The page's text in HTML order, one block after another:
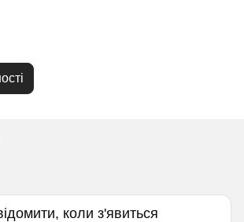
коли з'явиться